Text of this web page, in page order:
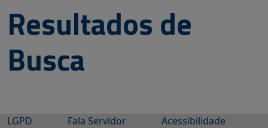
Resultados de
Busca
LGPD Fala Servidor Acessibilidade